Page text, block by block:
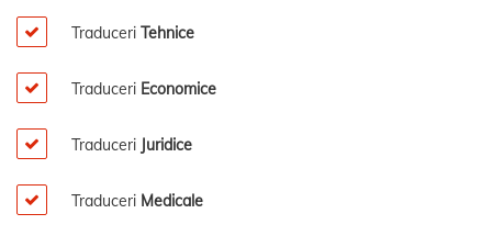
Traduceri Tehnice
Traduceri Economice
Traduceri Juridice
Traduceri Medicale